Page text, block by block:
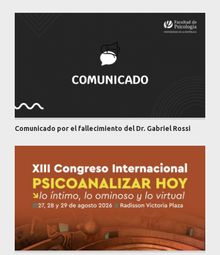
Comunicado por el fallecimiento del Dr. Gabriel Rossi